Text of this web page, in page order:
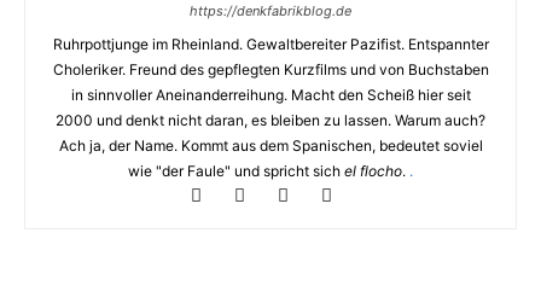
https://denkfabrikblog.de
Ruhrpottjunge im Rheinland. Gewaltbereiter Pazifist. Entspannter
Choleriker. Freund des gepflegten Kurzfilms und von Buchstaben
in sinnvoller Aneinanderreihung. Macht den Scheiß hier seit
2000 und denkt nicht daran, es bleiben zu lassen. Warum auch?
Ach ja, der Name. Kommt aus dem Spanischen, bedeutet soviel
wie "der Faule" und spricht sich el flocho. .